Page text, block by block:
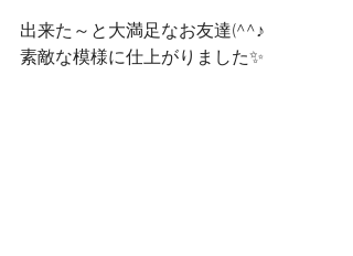
出来た～と大満足なお友達(^^♪
素敵な模様に仕上がりました✨